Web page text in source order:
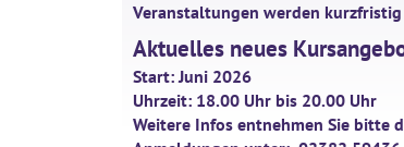
Veranstaltungen werden
Aktuelles neues
Start: Juni 2026
Uhrzeit: 18.00 Uhr bis 20.00 Uhr
Weitere Infos entnehmen Sie bitte